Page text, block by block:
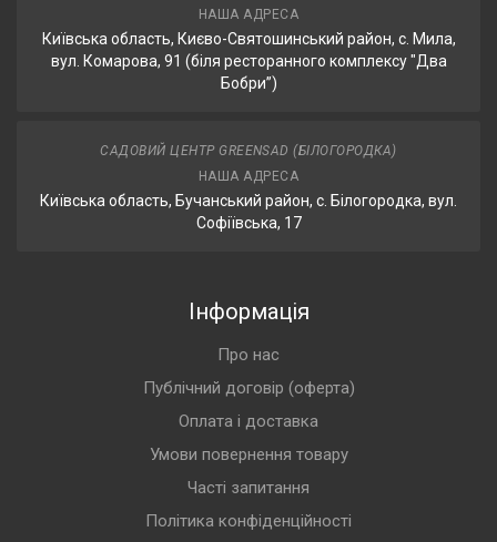
НАША АДРЕСА
Київська область, Києво-Святошинський район, с. Мила,
вул. Комарова, 91 (біля ресторанного комплексу "Два
Бобри”)
САДОВИЙ ЦЕНТР GREENSAD (БІЛОГОРОДКА)
НАША АДРЕСА
Київська область, Бучанський район, с. Білогородка, вул.
Софіївська, 17
Інформація
Про нас
Публічний договір (оферта)
Оплата і доставка
Умови повернення товару
Часті запитання
Політика конфіденційності